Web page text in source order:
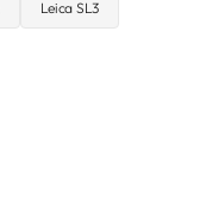
Leica SL3